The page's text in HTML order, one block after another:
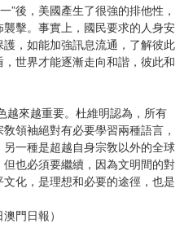
後，美國產生了很強的排他性，
擊。事實上，國民要求的人身安
，如能加強訊息流通，了解彼此
世界才能逐漸走向和諧，彼此和
來越重要。杜維明認為，所有
領袖絕對有必要學習兩種語言，
一種是超越自身宗敎以外的全球
也必須要繼續，因為文明間的對
化，是理想和必要的途徑，也是
門日報）